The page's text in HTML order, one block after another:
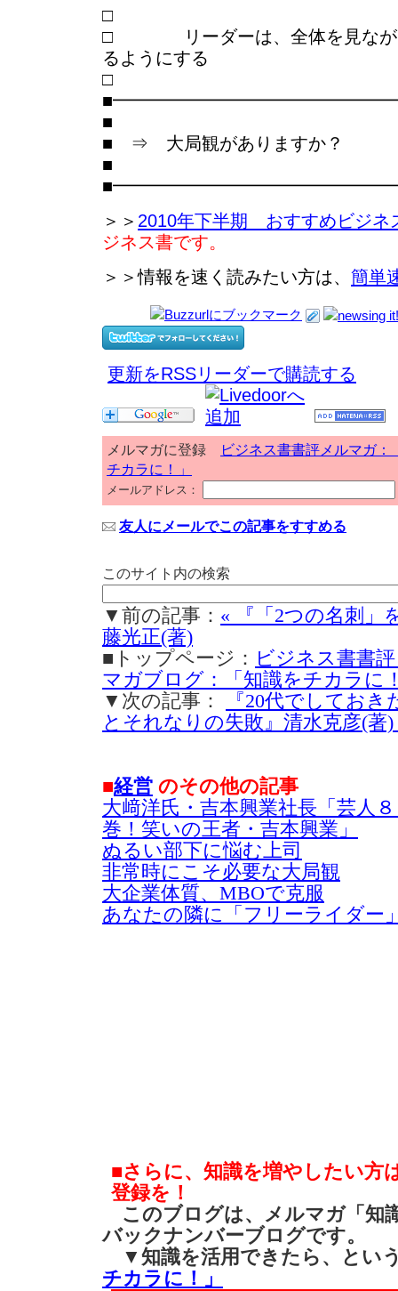
□ リーダーは、全体を見ながら
るようにする
■
■ ⇒ 大局観がありますか？
■
＞＞ 2010年下半期 おすすめビジネ
ジネス書です。
＞＞情報を速く読みたい方は、 簡単
更新をRSSリーダーで購読する
メルマガに登録
ビジネス書書評メルマガ：
チカラに！」
メールアドレス：
友人にメールでこの記事をすすめる
このサイト内の検索
▼前の記事： « 『「2つの名刺」
藤光正(著)
■トップページ： ビジネス書書
マガブログ：「知識をチカラに
▼次の記事：
『20代でしてお
とそれなりの失敗』清水克彦(著)
■経営 のその他の記事
大﨑洋氏・吉本興業社長「芸人
巻！笑いの王者・吉本興業」
ぬるい部下に悩む上司
非常時にこそ必要な大局観
大企業体質、MBOで克服
あなたの隣に「フリーライダー
■さらに、知識を増やしたい方
登録を！
このブログは、メルマガ「知
バックナンバーブログです。
▼知識を活用できたら、と
チカラに！」